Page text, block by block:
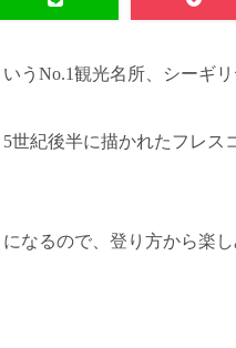
うNo.1観光名所、シーギリ
世紀後半に描かれたフレス
なるので、登り方から楽